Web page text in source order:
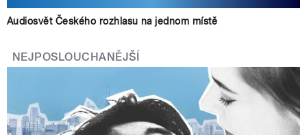
Audiosvět Českého rozhlasu na jednom místě
NEJPOSLOUCHANĚJŠÍ